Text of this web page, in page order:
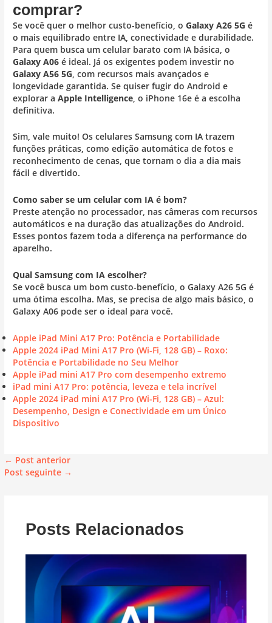
comprar?
Se você quer o melhor custo-benefício, oGalaxy A26 5G é
o mais equilibrado entre IA, conectividade e durabilidade.
Para quem busca um celular barato com IA básica, o
Galaxy A06 é ideal. Já os exigentes podem investir no
Galaxy A56 5G , com recursos mais avançados e
longevidade garantida. Se quiser fugir do Android e
explorar aApple Intelligence , o iPhone 16e é a escolha
definitiva.
Sim, vale muito! Os celulares Samsung com IA trazem
funções práticas, como edição automática de fotos e
reconhecimento de cenas, que tornam o dia a dia mais
fácil e divertido.
Como saber se um celular com IA é bom?
Preste atenção no processador, nas câmeras com recursos
automáticos e na duração das atualizações do Android.
Esses pontos fazem toda a diferença na performance do
aparelho.
Qual Samsung com IA escolher?
Se você busca um bom custo-benefício, o Galaxy A26 5G é
uma ótima escolha. Mas, se precisa de algo mais básico, o
Galaxy A06 pode ser o ideal para você.
Apple iPad Mini A17 Pro: Potência e Portabilidade
Apple 2024 iPad Mini A17 Pro (Wi-Fi, 128 GB) – Roxo:
Potência e Portabilidade no Seu Melhor
Apple iPad mini A17 Pro com desempenho extremo
iPad mini A17 Pro: potência, leveza e tela incrível
Apple 2024 iPad mini A17 Pro (Wi-Fi, 128 GB) – Azul:
Desempenho, Design e Conectividade em um Único
Dispositivo
← Post anterior
Post seguinte →
Posts Relacionados